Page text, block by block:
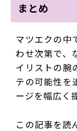
まとめ
マツエクの中
わせ次第で、
イリストの腕
テの可能性を
ージを幅広く
この記事を読